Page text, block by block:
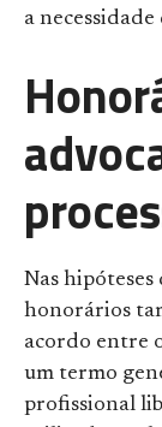
a necessidade
Nas hipóteses
honorários
acordo entre
um termo
profissional